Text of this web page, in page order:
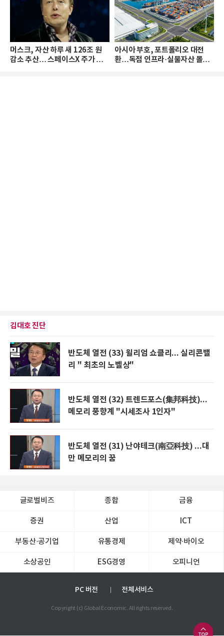
머스크, 자산 하루 새 126조 원
감소 추산… 스페이스X 주가 하
아시아 부호, 포트폴리오 대전
환…독점 인프라·실물자산 몰린
김대호 진단
반도체 열전 (33) 윌리엄 쇼클리... 실리콘밸
리 " 최초의 노벨상"
반도체 열전 (32) 트렌드포스(集邦科技)...
메모리 풍향계 "시세조사 1인자"
반도체 열전 (31) 난야테크(南亞科技) ...대
만 메모리의 꿈
글로벌비즈 종합 금융
증권 산업 ICT
부동산·공기업 유통경제 제약∙바이오
소상공인 ESG경영 오피니언
PC 버전 전체서비스
Copyright (c) Global Economic. All rights reserved.